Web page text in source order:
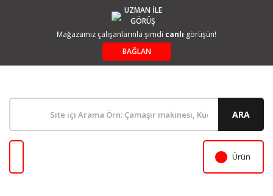
UZMAN İLE
GÖRÜŞ
Mağazamız çalışanlarınla şimdi canlı görüşün!
BAĞLAN
ARA
Ürün